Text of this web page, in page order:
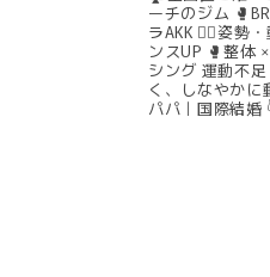
ーチのジム
ラAKK 🧘‍♀️姿勢
ンスUP 🥊整体
シング 運動不
く、しなやかに
パパ｜国際結婚